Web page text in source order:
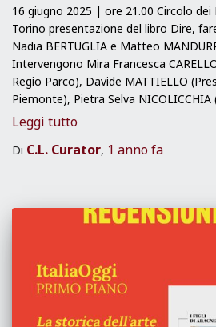
16 giugno 2025 | ore 21.00 Circolo
Torino presentazione del libro Dire,
Nadia BERTUGLIA e Matteo
Intervengono Mira Francesca
Regio Parco), Davide MATTIELLO
Piemonte), Pietra Selva
Leggi tutto
Di C.L. Curator, 1 annofa